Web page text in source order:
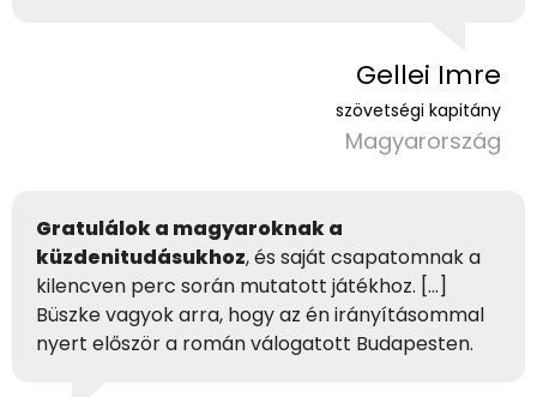
Gellei Imre
szövetségi kapitány
Magyarország
Gratulálok a magyaroknak a
küzdenitudásukhoz, és saját csapatomnak a
kilencven perc során mutatott játékhoz. […]
Büszke vagyok arra, hogy az én irányításommal
nyert először a román válogatott Budapesten.